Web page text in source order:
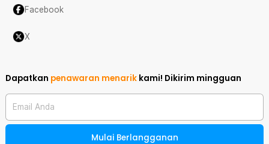
Facebook
X
Dapatkan penawaran menarik kami! Dikirim mingguan
Email Anda
Mulai Berlangganan